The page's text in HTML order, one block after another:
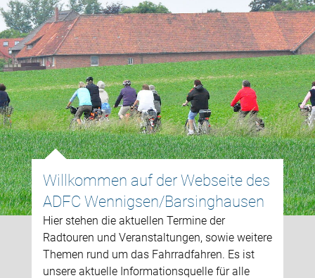
Willkommen auf der Webseite des
ADFC Wennigsen/Barsinghausen
Hier stehen die aktuellen Termine der
Radtouren und Veranstaltungen, sowie weitere
Themen rund um das Fahrradfahren. Es ist
unsere aktuelle Informationsquelle für alle